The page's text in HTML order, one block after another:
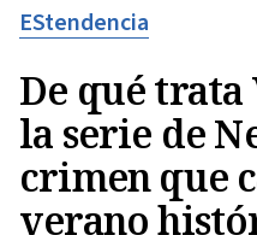
EStendencia
De qué trata
la serie de
crimen que
verano